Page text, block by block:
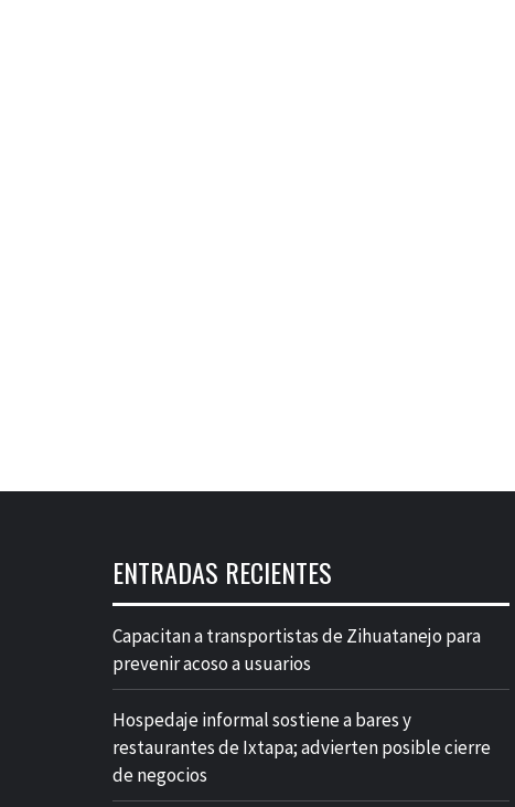
ENTRADAS RECIENTES
Capacitan a transportistas de Zihuatanejo para
prevenir acoso a usuarios
Hospedaje informal sostiene a bares y
restaurantes de Ixtapa; advierten posible cierre
de negocios